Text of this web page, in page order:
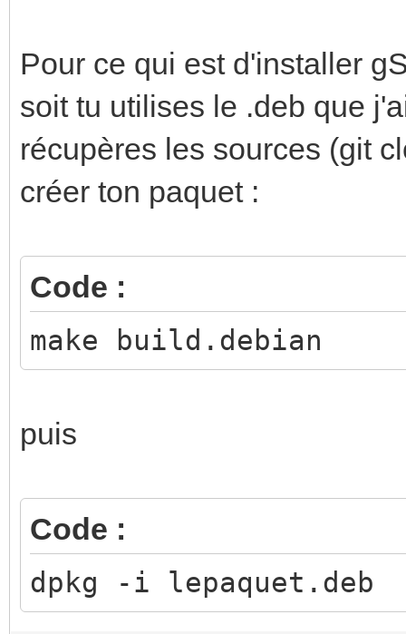
Pour ce qui est d'installer
soit tu utilises le .deb que
récupères les sources (git
créer ton paquet :
Code :
make build.debian
puis
Code :
dpkg -i lepaquet.deb